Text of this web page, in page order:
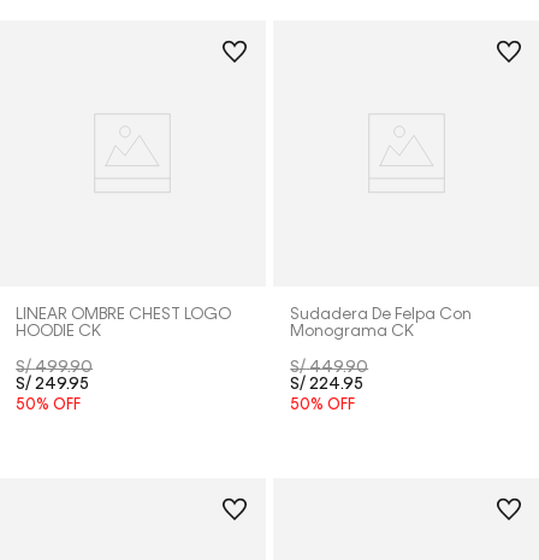
LINEAR OMBRE CHEST LOGO
HOODIE CK
S/ 499.90
S/ 249.95
50% OFF
Sudadera De Felpa Con
Monograma CK
S/ 449.90
S/ 224.95
50% OFF